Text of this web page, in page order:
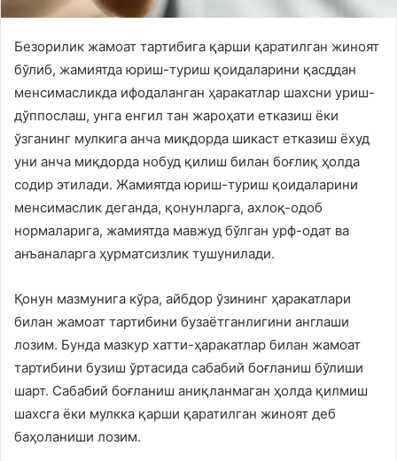
Безорилик жамоат тартибига қарши қаратилган жиноят
бўлиб, жамиятда юриш-туриш қоидаларини қасддан
менсимасликда ифодаланган ҳаракатлар шахсни уриш-
дўппослаш, унга енгил тан жароҳати етказиш ёки
ўзганинг мулкига анча миқдорда шикаст етказиш ёхуд
уни анча миқдорда нобуд қилиш билан боғлиқ ҳолда
содир этилади. Жамиятда юриш-туриш қоидаларини
менсимаслик деганда, қонунларга, ахлоқ-одоб
нормаларига, жамиятда мавжуд бўлган урф-одат ва
анъаналарга ҳурматсизлик тушунилади.
Қонун мазмунига кўра, айбдор ўзининг ҳаракатлари
билан жамоат тартибини бузаётганлигини англаши
лозим. Бунда мазкур хатти-ҳаракатлар билан жамоат
тартибини бузиш ўртасида сабабий боғланиш бўлиши
шарт. Сабабий боғланиш аниқланмаган ҳолда қилмиш
шахсга ёки мулкка қарши қаратилган жиноят деб
баҳоланиши лозим.